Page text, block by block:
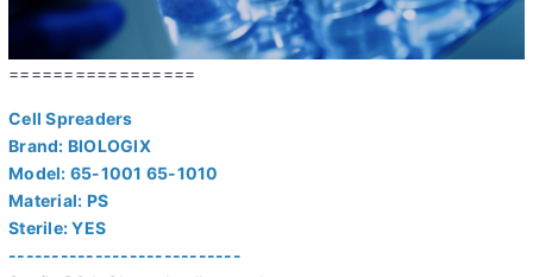
=================
Cell Spreaders
Brand: BIOLOGIX
Model: 65-1001 65-1010
Material: PS
Sterile: YES
---------------------------